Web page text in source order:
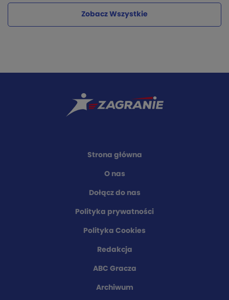
Zobacz Wszystkie
Strona główna
O nas
Dołącz do nas
Polityka prywatności
Polityka Cookies
Redakcja
ABC Gracza
Archiwum